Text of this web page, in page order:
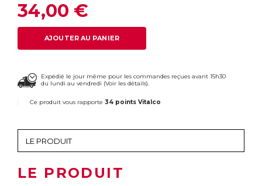
34,00 €
AJOUTER AU PANIER
Expédié le jour même pour les commandes reçues avant 15h30
du lundi au vendredi (Voir les détails).
Ce produit vous rapporte 34 points Vitalco
LE PRODUIT